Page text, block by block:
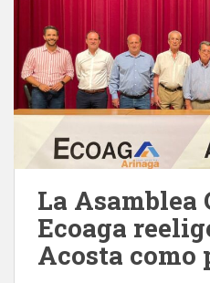
La Asamblea
Ecoaga
Acosta como